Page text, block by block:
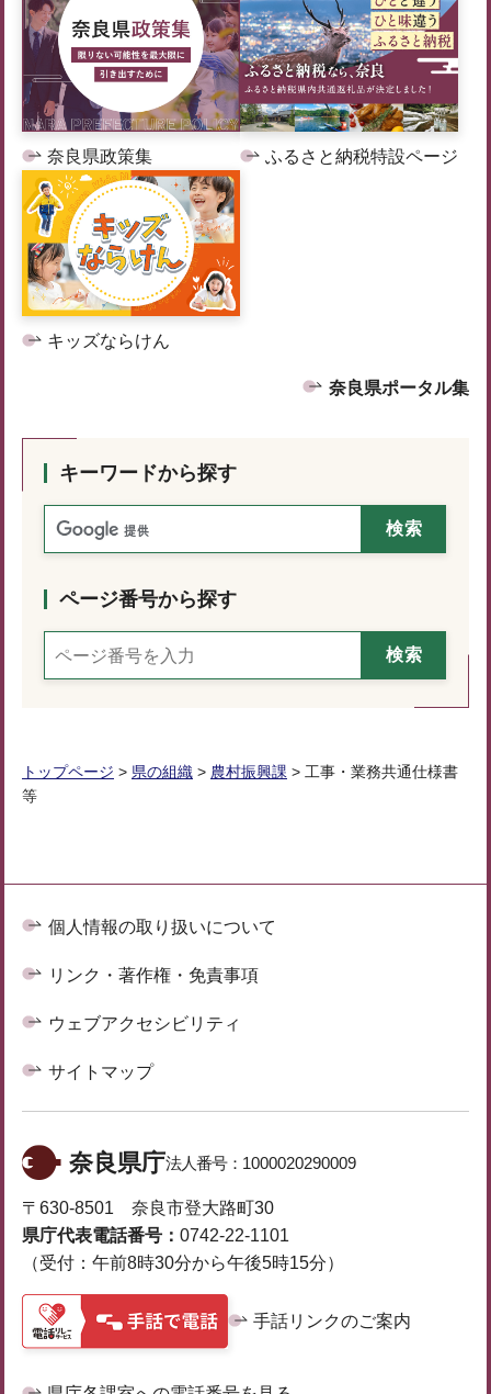
奈良県政策集 ふるさと納税特設ページ
キッズならけん
奈良県ポータル集
キーワードから探す
ページ番号から探す
トップページ > 県の組織 > 農村振興課 > 工事・業務共通仕様書
等
個人情報の取り扱いについて
リンク・著作権・免責事項
ウェブアクセシビリティ
サイトマップ
奈良県庁法人番号： 1000020290009
〒630-8501 奈良市登大路町30
県庁代表電話番号： 0742-22-1101
（受付：午前8時30分から午後5時15分）
手話リンクのご案内